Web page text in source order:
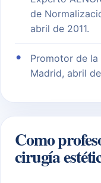
de
abril de 2011.
Promotor de
Madrid, abril
Como
cirugía